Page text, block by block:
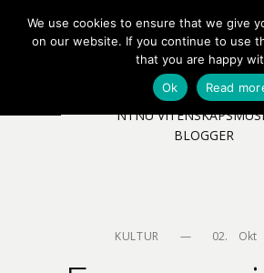
NTNU
BLOGGER
KULTUR — 02.    Okt
We use cookies to ensure that we give
on our website. If you continue to use
that you are happy
Ok
Read